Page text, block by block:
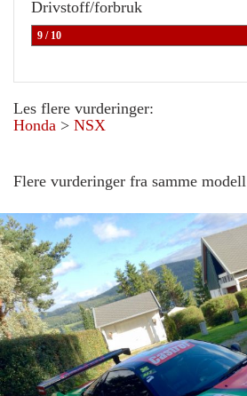
Drivstoff/forbruk
9 / 10
Les flere vurderinger:
Honda > NSX
Flere vurderinger fra samme modell